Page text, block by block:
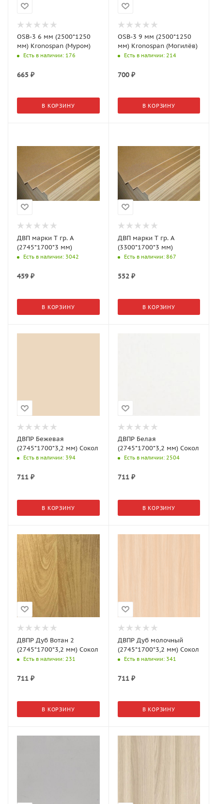
OSB-3 6 мм (2500*1250
мм) Kronospan (Муром)
Есть в наличии: 176
665 ₽
В КОРЗИНУ
OSB-3 9 мм (2500*1250
мм) Kronospan (Могилёв)
Есть в наличии: 214
700₽
В КОРЗИНУ
ДВП марки Т гр. А
(2745*1700*3 мм)
Есть в наличии: 3042
459 ₽
В КОРЗИНУ
ДВП марки Т гр. А
(3300*1700*3 мм)
Есть в наличии: 867
552₽
В КОРЗИНУ
ДВПР Бежевая
(2745*1700*3,2 мм) Сокол
Есть в наличии: 394
711 ₽
В КОРЗИНУ
ДВПР Белая
(2745*1700*3,2 мм) Сокол
Есть в наличии: 2504
711₽
В КОРЗИНУ
ДВПР Дуб Вотан 2
(2745*1700*3,2 мм) Сокол
Есть в наличии: 231
711 ₽
В КОРЗИНУ
ДВПР Дуб молочный
(2745*1700*3,2 мм) Сокол
Есть в наличии: 341
711₽
В КОРЗИНУ